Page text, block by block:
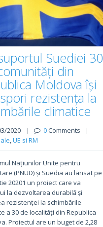
Suediei 30
din
Moldova își
rezistența la
climatice
2020 | 0Comments
|
,UE si RM
Națiunilor Unite pentru
(PNUD) și Suedia au lansat pe
20201 un proiect care va
la dezvoltarea durabilă și
rezistenței la schimbările
a 30 de localități din Republica
Proiectul are un buget de 2,28